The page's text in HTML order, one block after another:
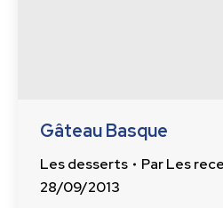
Gâteau Basque
Les desserts ParLes
28/09/2013